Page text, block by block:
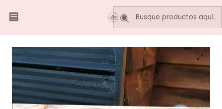
Telares Decorativos Telares embarrilados
Telar Decorativo embarrilados